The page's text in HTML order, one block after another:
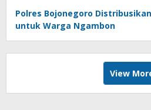
Polres Bojonegoro
untuk Warga Ngambon
View